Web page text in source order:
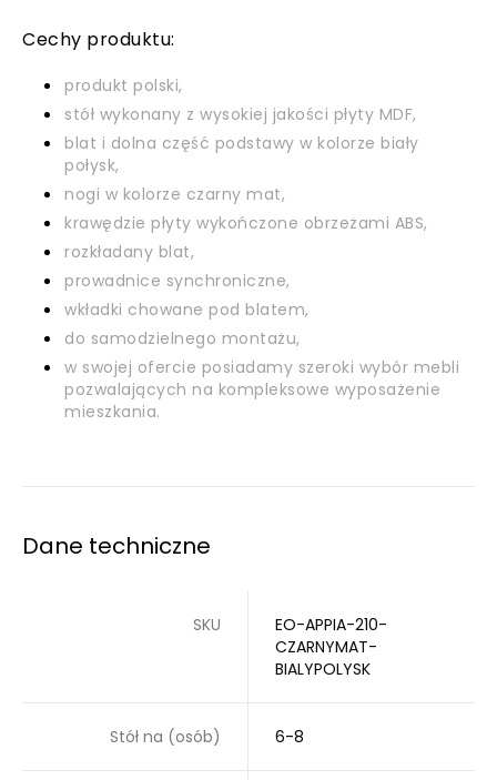
Cechy produktu:
produkt polski,
stół wykonany z wysokiej jakości płyty MDF,
blat i dolna część podstawy w kolorze biały
połysk,
nogi w kolorze czarny mat,
krawędzie płyty wykończone obrzeżami ABS,
rozkładany blat,
prowadnice synchroniczne,
wkładki chowane pod blatem,
do samodzielnego montażu,
w swojej ofercie posiadamy szeroki wybór mebli
pozwalających na kompleksowe wyposażenie
mieszkania.
Dane techniczne
SKU
EO-APPIA-210-
CZARNYMAT-
BIALYPOLYSK
Stół na (osób) 6-8